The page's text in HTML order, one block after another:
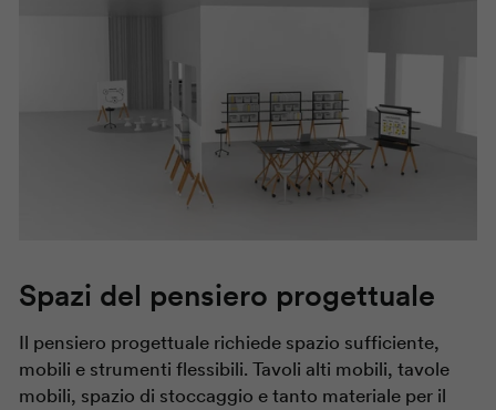
Spazi del pensiero progettuale
Il pensiero progettuale richiede spazio sufficiente,
mobili e strumenti flessibili. Tavoli alti mobili, tavole
mobili, spazio di stoccaggio e tanto materiale per il